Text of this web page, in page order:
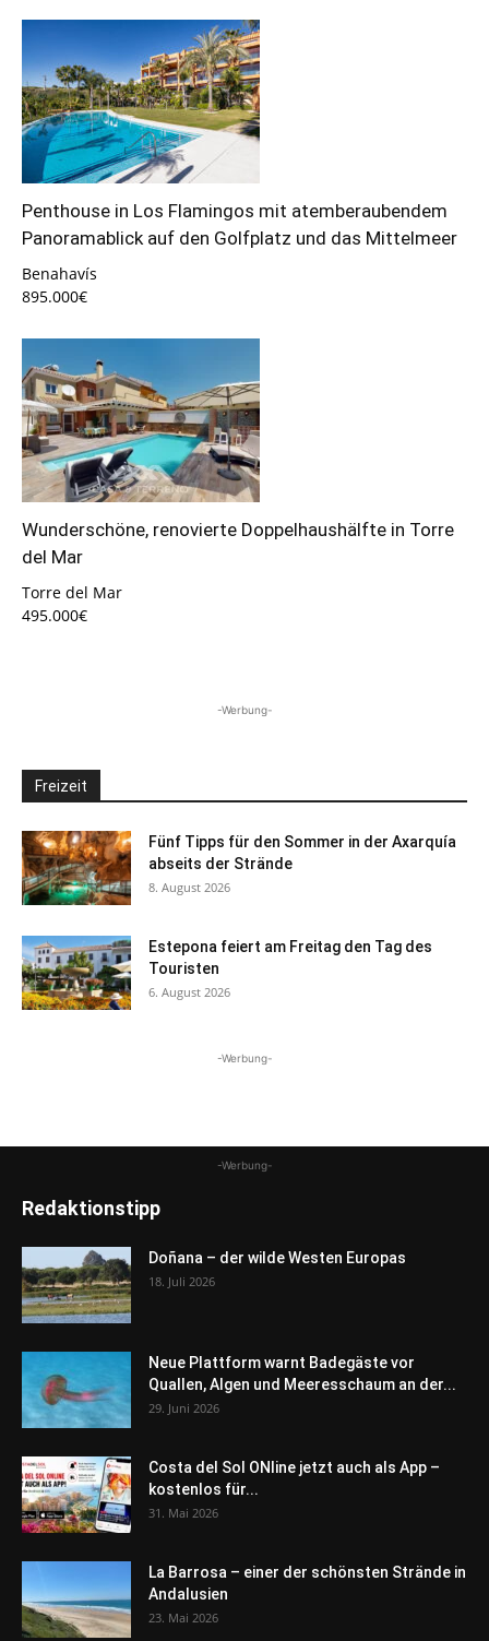
Penthouse in Los Flamingos mit atemberaubendem
Panoramablick auf den Golfplatz und das Mittelmeer
Benahavís
895.000€
Wunderschöne, renovierte Doppelhaushälfte in Torre
del Mar
Torre del Mar
495.000€
-Werbung-
Freizeit
Fünf Tipps für den Sommer in der Axarquía
abseits der Strände
8. August 2026
Estepona feiert am Freitag den Tag des
Touristen
6. August 2026
-Werbung-
-Werbung-
Redaktionstipp
Doñana – der wilde Westen Europas
18. Juli 2026
Neue Plattform warnt Badegäste vor
Quallen, Algen und Meeresschaum an der...
29. Juni 2026
Costa del Sol ONline jetzt auch als App –
kostenlos für...
31. Mai 2026
La Barrosa – einer der schönsten Strände in
Andalusien
23. Mai 2026